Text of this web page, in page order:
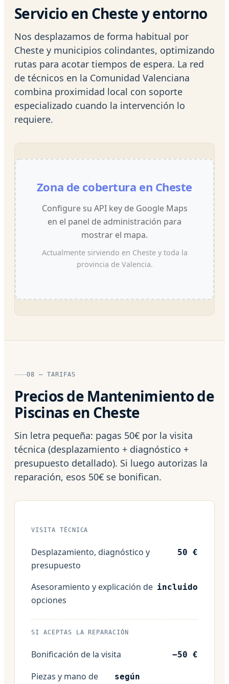
Servicio en Cheste y entorno
Nos desplazamos de forma habitual por
Cheste y municipios colindantes, optimizando
rutas para acotar tiempos de espera. La red
de técnicos en la Comunidad Valenciana
combina proximidad local con soporte
especializado cuando la intervención lo
requiere.
Zona de cobertura en Cheste
Configure su API key de Google Maps
en el panel de administración para
mostrar el mapa.
Actualmente sirviendo en Cheste y toda la
provincia de Valencia.
08 — TARIFAS
Precios de Mantenimiento de
Piscinas en Cheste
Sin letra pequeña: pagas 50€ por la visita
técnica (desplazamiento + diagnóstico +
presupuesto detallado). Si luego autorizas la
reparación, esos 50€ se bonifican.
VISITA TÉCNICA
Desplazamiento, diagnóstico y
presupuesto
50 €
Asesoramiento y explicación de
opciones
incluido
SI ACEPTAS LA REPARACIÓN
Bonificación de la visita −50 €
Piezas y mano de
según